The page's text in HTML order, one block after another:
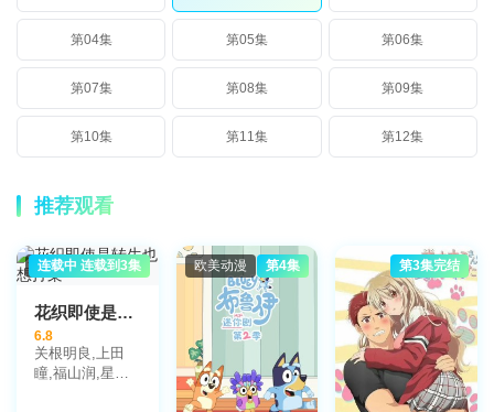
第04集 第05集 第06集
第07集 第08集 第09集
第10集 第11集 第12集
推荐观看
日本动漫
连载中 连载到3集
花织即使是转生也想打架
6.8
关根明良,上田
瞳,福山润,星希
欧美动漫 第4集 第3集完结